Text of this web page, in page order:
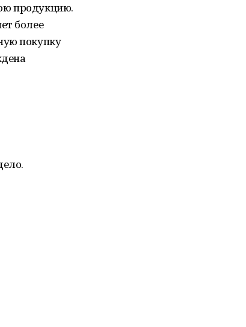
продукцию.
более
покупку